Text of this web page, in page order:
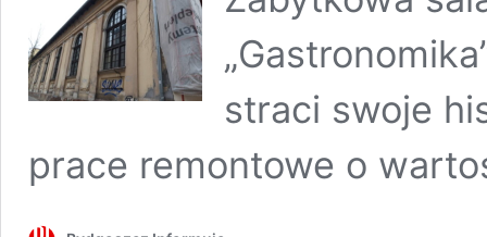
straci swoje
prace remontowe o